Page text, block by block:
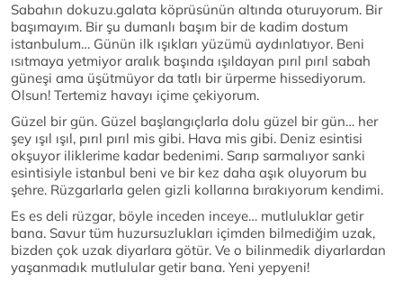
Sabahın dokuzu.galata köprüsünün altında oturuyorum. Bir
başımayım. Bir şu dumanlı başım bir de kadim dostum
istanbulum… Günün ilk ışıkları yüzümü aydınlatıyor. Beni
ısıtmaya yetmiyor aralık başında ışıldayan pırıl pırıl sabah
güneşi ama üşütmüyor da tatlı bir ürperme hissediyorum.
Olsun! Tertemiz havayı içime çekiyorum.
Güzel bir gün. Güzel başlangıçlarla dolu güzel bir gün… her
şey ışıl ışıl, pırıl pırıl mis gibi. Hava mis gibi. Deniz esintisi
okşuyor iliklerime kadar bedenimi. Sarıp sarmalıyor sanki
esintisiyle istanbul beni ve bir kez daha aşık oluyorum bu
şehre. Rüzgarlarla gelen gizli kollarına bırakıyorum kendimi.
Es es deli rüzgar, böyle inceden inceye… mutluluklar getir
bana. Savur tüm huzursuzlukları içimden bilmediğim uzak,
bizden çok uzak diyarlara götür. Ve o bilinmedik diyarlardan
yaşanmadık mutlulular getir bana. Yeni yepyeni!